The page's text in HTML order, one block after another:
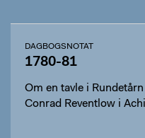
DAGBOGSNOTAT
1780-81
Om en tavle i
Conrad Reventlow i